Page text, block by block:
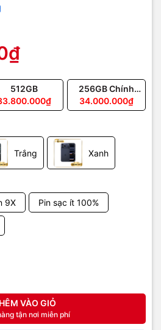
512GB
256GB Chính
Hãng
34.000.000₫
Trắng Xanh
9X Pin sạc ít 100%
VÀO GIỎ
tận nơi miễn phí